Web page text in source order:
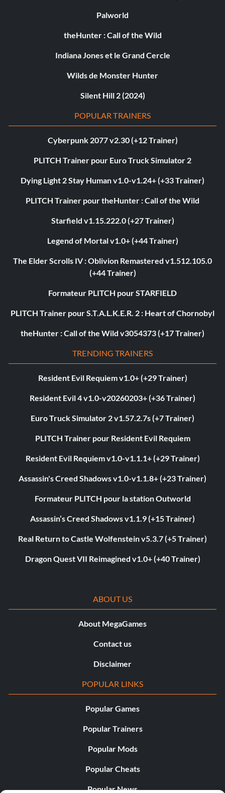
Palworld
theHunter : Call of the Wild
Indiana Jones et le Grand Cercle
Wilds de Monster Hunter
Silent Hill 2 (2024)
POPULAR TRAINERS
Cyberpunk 2077 v2.30 (+12 Trainer)
PLITCH Trainer pour Euro Truck Simulator 2
Dying Light 2 Stay Human v1.0-v1.24+ (+33 Trainer)
PLITCH Trainer pour theHunter : Call of the Wild
Starfield v1.15.222.0 (+27 Trainer)
Legend of Mortal v1.0+ (+44 Trainer)
The Elder Scrolls IV : Oblivion Remastered v1.512.105.0
(+44 Trainer)
Formateur PLITCH pour STARFIELD
PLITCH Trainer pour S.T.A.L.K.E.R. 2 : Heart of Chornobyl
theHunter : Call of the Wild v3054373 (+17 Trainer)
TRENDING TRAINERS
Resident Evil Requiem v1.0+ (+29 Trainer)
Resident Evil 4 v1.0-v20260203+ (+36 Trainer)
Euro Truck Simulator 2 v1.57.2.7s (+7 Trainer)
PLITCH Trainer pour Resident Evil Requiem
Resident Evil Requiem v1.0-v1.1.1+ (+29 Trainer)
Assassin's Creed Shadows v1.0-v1.1.8+ (+23 Trainer)
Formateur PLITCH pour la station Outworld
Assassin’s Creed Shadows v1.1.9 (+15 Trainer)
Real Return to Castle Wolfenstein v5.3.7 (+5 Trainer)
Dragon Quest VII Reimagined v1.0+ (+40 Trainer)
ABOUT US
About MegaGames
Contact us
Disclaimer
POPULAR LINKS
Popular Games
Popular Trainers
Popular Mods
Popular Cheats
Popular News